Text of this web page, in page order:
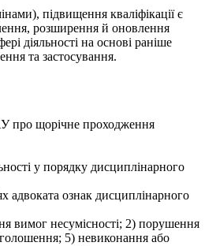
підвищення кваліфікації є
розширення й оновлення
діяльності на основі раніше
та застосування.
про щорічне проходження
у порядку дисциплінарного
адвоката ознак дисциплінарного
вимог несумісності; 2) порушення
5) невиконання або